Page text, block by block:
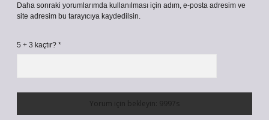
Daha sonraki yorumlarımda kullanılması için adım, e-posta adresim ve
site adresim bu tarayıcıya kaydedilsin.
5 + 3 kaçtır? *